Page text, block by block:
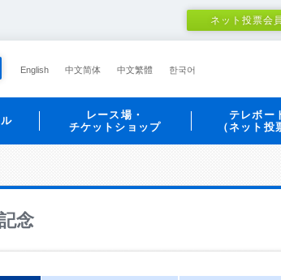
ネット投票会
English 中文简体 中文繁體 한국어
レース場・
チケットショップ
テレボー
（ネット投
念